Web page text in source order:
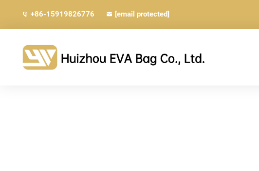
+86-15919826776 [email protected]